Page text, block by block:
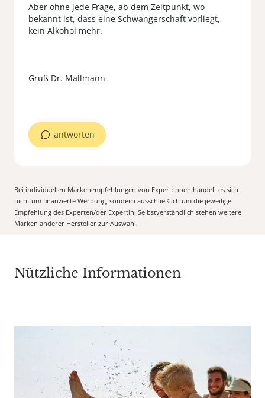
Aber ohne jede Frage, ab dem Zeitpunkt, wo
bekannt ist, dass eine Schwangerschaft vorliegt,
kein Alkohol mehr.
Gruß Dr. Mallmann
antworten
Bei individuellen Markenempfehlungen von Expert:Innen handelt es sich
nicht um finanzierte Werbung, sondern ausschließlich um die jeweilige
Empfehlung des Experten/der Expertin. Selbstverständlich stehen weitere
Marken anderer Hersteller zur Auswahl.
Nützliche Informationen